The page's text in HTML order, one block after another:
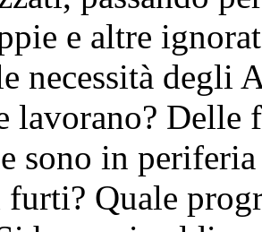
e altre
necessità degli
lavorano?
sono in periferia
Quale